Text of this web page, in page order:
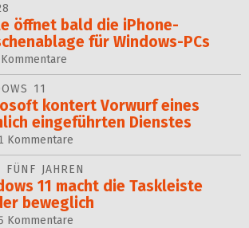
öffnet bald die iPhone-
für Windows-PCs
Kommentare
11
kontert Vorwurf eines
eingeführten Dienstes
Kommentare
FÜNF JAHREN
11 macht die Taskleiste
beweglich
Kommentare